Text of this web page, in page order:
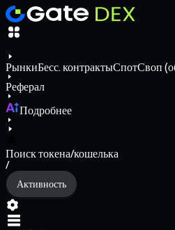
РынкиБесс. контрактыСпотСвоп
Реферал
Подробнее
Поиск токена/кошелька
/
Активность